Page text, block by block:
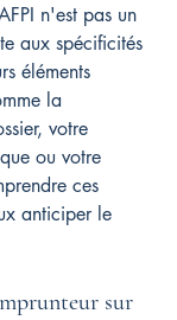
n'est pas un
aux spécificités
éléments
la
votre
ou votre
ces
anticiper le
sur